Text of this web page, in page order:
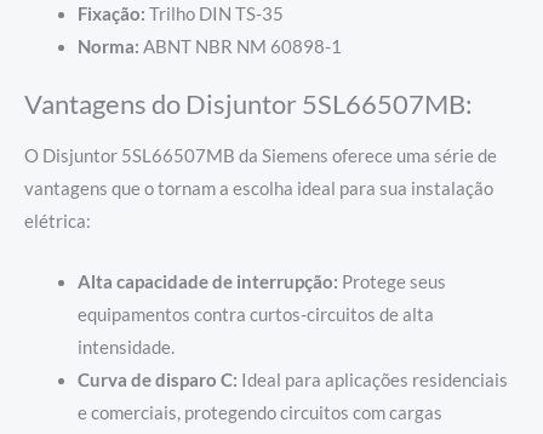
Fixação: Trilho DIN TS-35
Norma: ABNT NBR NM 60898-1
Vantagens do Disjuntor 5SL66507MB:
O Disjuntor 5SL66507MB da Siemens oferece uma série de
vantagens que o tornam a escolha ideal para sua instalação
elétrica:
Alta capacidade de interrupção: Protege seus
equipamentos contra curtos-circuitos de alta
intensidade.
Curva de disparo C: Ideal para aplicações residenciais
e comerciais, protegendo circuitos com cargas